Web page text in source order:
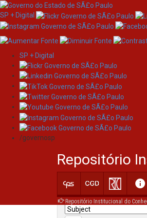
Skip
navigation
SP + Digital
SP + Digital
/governosp
Repositório
info
Repositório Institucional do
Search
Current filters: